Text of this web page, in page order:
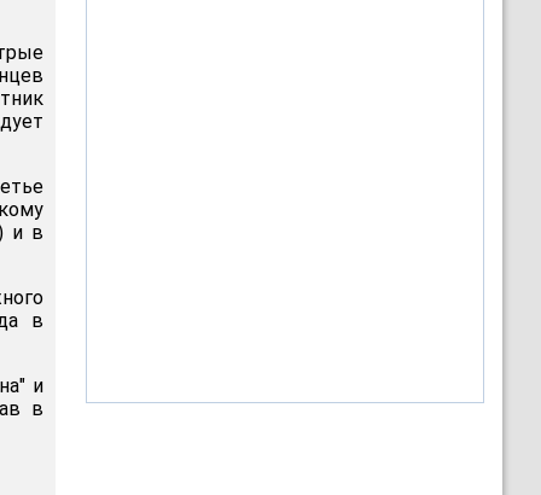
и в
в
и
в